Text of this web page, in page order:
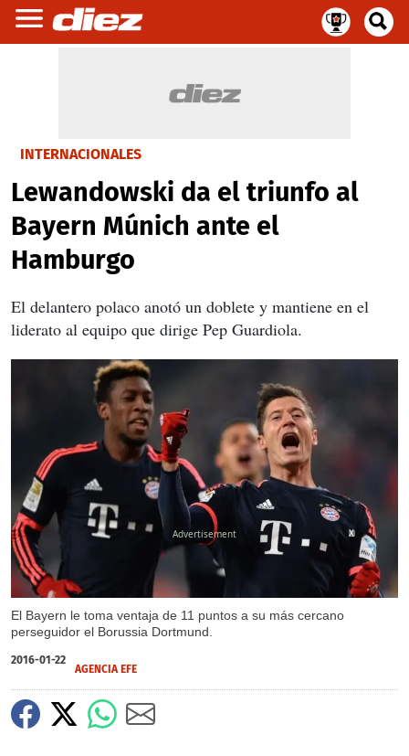
INTERNACIONALES
Lewandowski da el triunfo al
Bayern Múnich ante el
Hamburgo
El delantero polaco anotó un doblete y mantiene en el
liderato al equipo que dirige Pep Guardiola.
El Bayern le toma ventaja de 11 puntos a su más cercano
perseguidor el Borussia Dortmund.
X
2016-01-22
AGENCIA EFE